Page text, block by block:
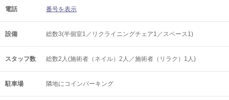
電話 番号を表示
設備 総数3(半個室1／リクライニングチェア1／スペース1)
スタッフ数 総数2人(施術者（ネイル）2人／施術者（リラク）1人)
駐車場 隣地にコインパーキング